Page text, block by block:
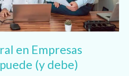
en Empresas
(y debe)